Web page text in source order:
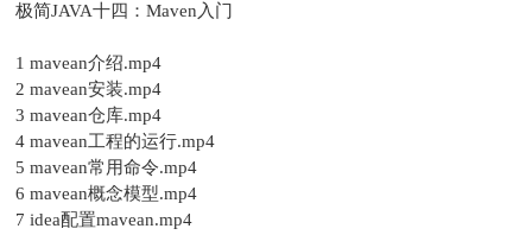
极简JAVA十四：Maven入门
1 mavean介绍.mp4
2 mavean安装.mp4
3 mavean仓库.mp4
4 mavean工程的运行.mp4
5 mavean常用命令.mp4
6 mavean概念模型.mp4
7 idea配置mavean.mp4